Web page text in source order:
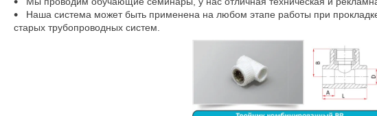
Наша система может быть применена на любом этапе работы при
старых трубопроводных систем.